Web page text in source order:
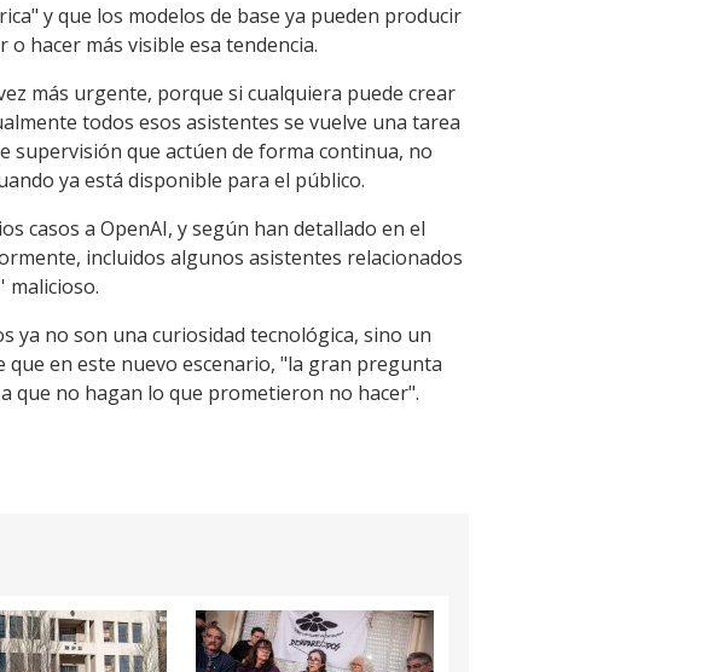
y que los modelos de base ya pueden producir
hacer más visible esa tendencia.
más urgente, porque si cualquiera puede crear
todos esos asistentes se vuelve una tarea
supervisión que actúen de forma continua, no
ya está disponible para el público.
casos a OpenAI, y según han detallado en el
incluidos algunos asistentes relacionados
malicioso.
ya no son una curiosidad tecnológica, sino un
en este nuevo escenario, "la gran pregunta
que no hagan lo que prometieron no hacer".